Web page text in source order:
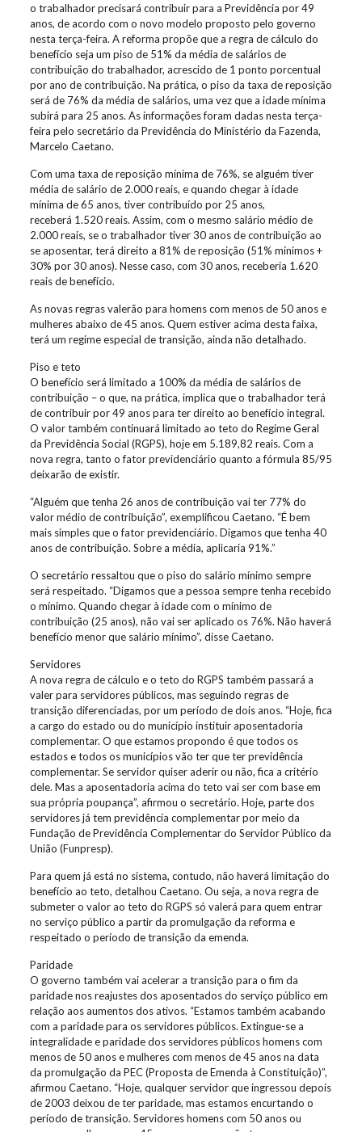
o trabalhador precisará contribuir para a Previdência por 49
anos, de acordo com o novo modelo proposto pelo governo
nesta terça-feira. A reforma propõe que a regra de cálculo do
benefício seja um piso de 51% da média de salários de
contribuição do trabalhador, acrescido de 1 ponto porcentual
por ano de contribuição. Na prática, o piso da taxa de reposição
será de 76% da média de salários, uma vez que a idade mínima
subirá para 25 anos. As informações foram dadas nesta terça-
feira pelo secretário da Previdência do Ministério da Fazenda,
Marcelo Caetano.
Com uma taxa de reposição mínima de 76%, se alguém tiver
média de salário de 2.000 reais, e quando chegar à idade
mínima de 65 anos, tiver contribuído por 25 anos,
receberá 1.520 reais. Assim, com o mesmo salário médio de
2.000 reais, se o trabalhador tiver 30 anos de contribuição ao
se aposentar, terá direito a 81% de reposição (51% mínimos +
30% por 30 anos). Nesse caso, com 30 anos, receberia 1.620
reais de benefício.
As novas regras valerão para homens com menos de 50 anos e
mulheres abaixo de 45 anos. Quem estiver acima desta faixa,
terá um regime especial de transição, ainda não detalhado.
Piso e teto
O benefício será limitado a 100% da média de salários de
contribuição – o que, na prática, implica que o trabalhador terá
de contribuir por 49 anos para ter direito ao benefício integral.
O valor também continuará limitado ao teto do Regime Geral
da Previdência Social (RGPS), hoje em 5.189,82 reais. Com a
nova regra, tanto o fator previdenciário quanto a fórmula 85/95
deixarão de existir.
“Alguém que tenha 26 anos de contribuição vai ter 77% do
valor médio de contribuição”, exemplificou Caetano. “É bem
mais simples que o fator previdenciário. Digamos que tenha 40
anos de contribuição. Sobre a média, aplicaria 91%.”
O secretário ressaltou que o piso do salário mínimo sempre
será respeitado. “Digamos que a pessoa sempre tenha recebido
o mínimo. Quando chegar à idade com o mínimo de
contribuição (25 anos), não vai ser aplicado os 76%. Não haverá
benefício menor que salário mínimo”, disse Caetano.
Servidores
A nova regra de cálculo e o teto do RGPS também passará a
valer para servidores públicos, mas seguindo regras de
transição diferenciadas, por um período de dois anos. “Hoje, fica
a cargo do estado ou do município instituir aposentadoria
complementar. O que estamos propondo é que todos os
estados e todos os municípios vão ter que ter previdência
complementar. Se servidor quiser aderir ou não, fica a critério
dele. Mas a aposentadoria acima do teto vai ser com base em
sua própria poupança”, afirmou o secretário. Hoje, parte dos
servidores já tem previdência complementar por meio da
Fundação de Previdência Complementar do Servidor Público da
União (Funpresp).
Para quem já está no sistema, contudo, não haverá limitação do
benefício ao teto, detalhou Caetano. Ou seja, a nova regra de
submeter o valor ao teto do RGPS só valerá para quem entrar
no serviço público a partir da promulgação da reforma e
respeitado o período de transição da emenda.
Paridade
O governo também vai acelerar a transição para o fim da
paridade nos reajustes dos aposentados do serviço público em
relação aos aumentos dos ativos. “Estamos também acabando
com a paridade para os servidores públicos. Extingue-se a
integralidade e paridade dos servidores públicos homens com
menos de 50 anos e mulheres com menos de 45 anos na data
da promulgação da PEC (Proposta de Emenda à Constituição)”,
afirmou Caetano. “Hoje, qualquer servidor que ingressou depois
de 2003 deixou de ter paridade, mas estamos encurtando o
período de transição. Servidores homens com 50 anos ou